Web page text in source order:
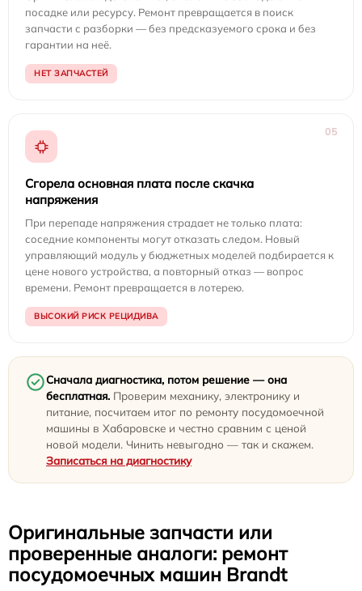
посадке или ресурсу. Ремонт превращается в поиск
запчасти с разборки — без предсказуемого срока и без
гарантии на неё.
НЕТ ЗАПЧАСТЕЙ
05
Сгорела основная плата после скачка
напряжения
При перепаде напряжения страдает не только плата:
соседние компоненты могут отказать следом. Новый
управляющий модуль у бюджетных моделей подбирается к
цене нового устройства, а повторный отказ — вопрос
времени. Ремонт превращается в лотерею.
ВЫСОКИЙ РИСК РЕЦИДИВА
Сначала диагностика, потом решение — она
бесплатная. Проверим механику, электронику и
питание, посчитаем итог по ремонту посудомоечной
машины в Хабаровске и честно сравним с ценой
новой модели. Чинить невыгодно — так и скажем.
Записаться на диагностику
Оригинальные запчасти или
проверенные аналоги: ремонт
посудомоечных машин Brandt